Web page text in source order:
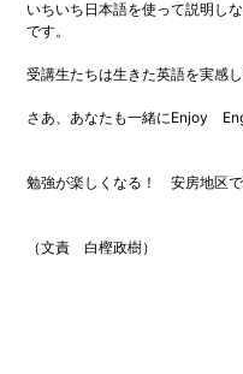
いちいち日本語を使って説明し
です。
受講生たちは生きた英語を実感
さあ、あなたも一緒にEnjoy
勉強が楽しくなる！ 安房地区
（文責 白樫政樹）